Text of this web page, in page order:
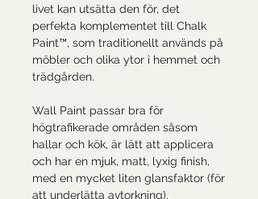
livet kan utsätta den för, det
perfekta komplementet till Chalk
Paint™, som traditionellt används på
möbler och olika ytor i hemmet och
trädgården.
Wall Paint passar bra för
högtrafikerade områden såsom
hallar och kök, är lätt att applicera
och har en mjuk, matt, lyxig finish,
med en mycket liten glansfaktor (för
att underlätta avtorkning).